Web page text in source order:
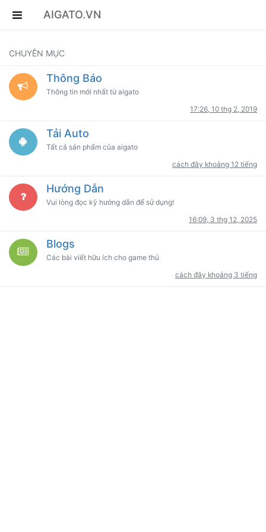
AIGATO.VN
CHUYÊN MỤC
Thông Báo
Thông tin mới nhất từ aigato
17:26, 10 thg 2, 2019
Tải Auto
Tất cả sản phẩm của aigato
cách đây khoảng 12 tiếng
Hướng Dẫn
Vui lòng đọc kỹ hướng dẫn để sử dụng!
16:09, 3 thg 12, 2025
Blogs
Các bài viết hữu ích cho game thủ
cách đây khoảng 3 tiếng